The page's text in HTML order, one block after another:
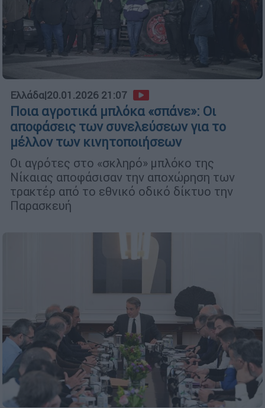
Ελλάδα|20.01.2026 21:07
Ποια αγροτικά μπλόκα «σπάνε»: Οι
αποφάσεις των συνελεύσεων για το
μέλλον των κινητοποιήσεων
Οι αγρότες στο «σκληρό» μπλόκο της
Νίκαιας αποφάσισαν την αποχώρηση των
τρακτέρ από το εθνικό οδικό δίκτυο την
Παρασκευή